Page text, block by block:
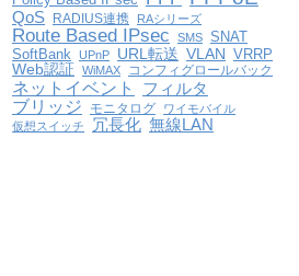
QoS RADIUS連携 RAシリーズ
Route Based IPsec SMS SNAT
SoftBank UPnP URL転送 VLAN VRRP
Web認証
WiMAX コンフィグロールバック
ネットイベント
フィルタ
ブリッジ
モニタログ
ワイモバイル
仮想スイッチ
冗長化 無線LAN